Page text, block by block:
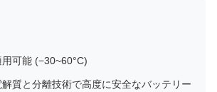
可能 (−30~60°C)
質と分離技術で高度に安全なバッテリー